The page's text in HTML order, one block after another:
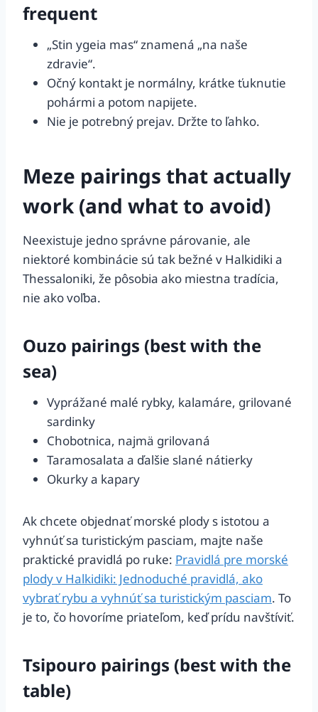
frequent
„Stin ygeia mas“ znamená „na naše
zdravie“.
Očný kontakt je normálny, krátke ťuknutie
pohármi a potom napijete.
Nie je potrebný prejav. Držte to ľahko.
Meze pairings that actually
work (and what to avoid)
Neexistuje jedno správne párovanie, ale
niektoré kombinácie sú tak bežné v Halkidiki a
Thessaloniki, že pôsobia ako miestna tradícia,
nie ako voľba.
Ouzo pairings (best with the
sea)
Vyprážané malé rybky, kalamáre, grilované
sardinky
Chobotnica, najmä grilovaná
Taramosalata a ďalšie slané nátierky
Okurky a kapary
Ak chcete objednať morské plody s istotou a
vyhnúť sa turistickým pasciam, majte naše
praktické pravidlá po ruke: Pravidlá pre morské
plody v Halkidiki: Jednoduché pravidlá, ako
vybrať rybu a vyhnúť sa turistickým pasciam. To
je to, čo hovoríme priateľom, keď prídu navštíviť.
Tsipouro pairings (best with the
table)